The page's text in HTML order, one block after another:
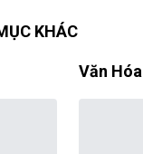
KHÁC
Văn Hóa